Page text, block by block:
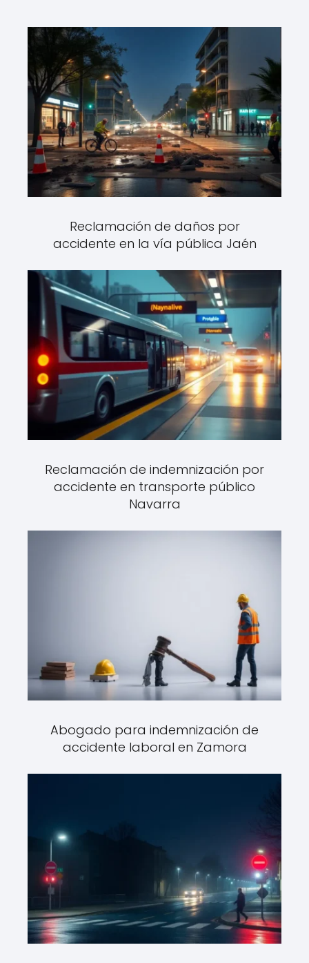
Reclamación de daños por
accidente en la vía pública Jaén
Reclamación de indemnización por
accidente en transporte público
Navarra
Abogado para indemnización de
accidente laboral en Zamora